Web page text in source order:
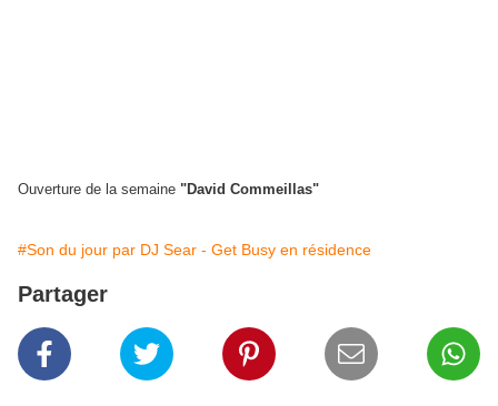
Ouverture de la semaine "David Commeillas"
#Son du jour par DJ Sear - Get Busy en résidence
Partager